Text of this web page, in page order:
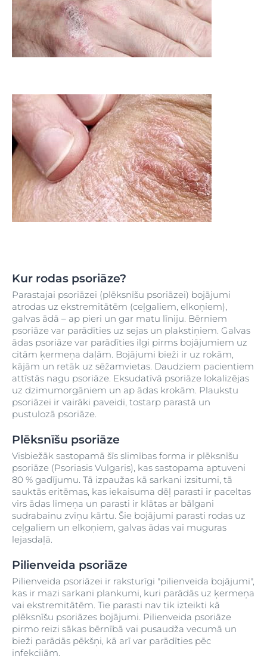
Kur rodas psoriāze?
Parastajai psoriāzei (plēksnīšu psoriāzei) bojājumi
atrodas uz ekstremitātēm (ceļgaliem, elkoņiem),
galvas ādā – ap pieri un gar matu līniju. Bērniem
psoriāze var parādīties uz sejas un plakstiņiem. Galvas
ādas psoriāze var parādīties ilgi pirms bojājumiem uz
citām ķermeņa daļām. Bojājumi bieži ir uz rokām,
kājām un retāk uz sēžamvietas. Daudziem pacientiem
attīstās nagu psoriāze. Eksudatīvā psoriāze lokalizējas
uz dzimumorgāniem un ap ādas krokām. Plaukstu
psoriāzei ir vairāki paveidi, tostarp parastā un
pustulozā psoriāze.
Plēksnīšu psoriāze
Visbiežāk sastopamā šīs slimības forma ir plēksnīšu
psoriāze (Psoriasis Vulgaris), kas sastopama aptuveni
80 % gadījumu. Tā izpaužas kā sarkani izsitumi, tā
sauktās eritēmas, kas iekaisuma dēļ parasti ir paceltas
virs ādas līmeņa un parasti ir klātas ar bālgani
sudrabainu zvīņu kārtu. Šie bojājumi parasti rodas uz
ceļgaliem un elkoņiem, galvas ādas vai muguras
lejasdaļā.
Pilienveida psoriāze
Pilienveida psoriāzei ir raksturīgi "pilienveida bojājumi",
kas ir mazi sarkani plankumi, kuri parādās uz ķermeņa
vai ekstremitātēm. Tie parasti nav tik izteikti kā
plēksnīšu psoriāzes bojājumi. Pilienveida psoriāze
pirmo reizi sākas bērnībā vai pusaudža vecumā un
bieži parādās pēkšņi, kā arī var parādīties pēc
infekcijām.